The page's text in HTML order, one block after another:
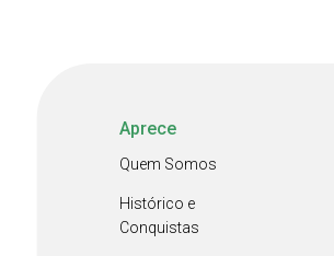
Aprece
Quem Somos
Histórico e
Conquistas